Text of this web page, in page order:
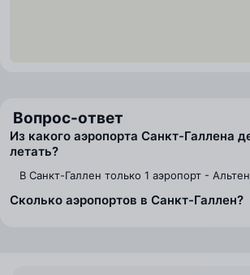
Вопрос-ответ
Из какого аэропорта Санкт-Галлена
летать?
В Санкт-Галлен только 1 аэропорт -
Сколько аэропортов в Санкт-Галлен?